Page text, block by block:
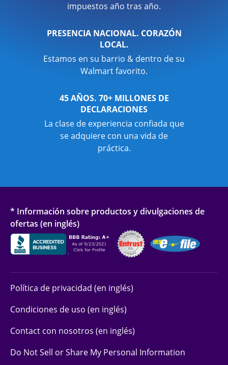
impuestos año tras año.
PRESENCIA NACIONAL. CORAZÓN
LOCAL.
Estamos en su barrio & dentro de su
Walmart favorito.
45 AÑOS. 70+ MILLONES DE
DECLARACIONES
La clase de experiencia confiada que
se adquiere con una vida de
práctica.
* Información sobre productos y divulgaciones de
ofertas (en inglés)
Política de privacidad (en inglés)
Condiciones de uso (en inglés)
Contact con nosotros (en inglés)
Do Not Sell or Share My Personal Information